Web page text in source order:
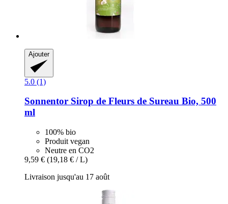
Ajouter
5.0 (1)
Sonnentor Sirop de Fleurs de Sureau Bio, 500
ml
100% bio
Produit vegan
Neutre en CO2
9,59 € (19,18 € / L)
Livraison jusqu'au 17 août